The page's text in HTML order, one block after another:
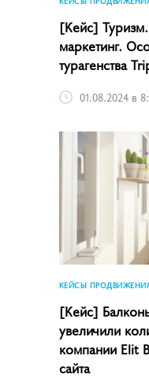
[Кейс]
маркетинг.
турагенства
01.08.2024 в
КЕЙСЫ
[Кейс]
увеличили
компании Elit
сайта